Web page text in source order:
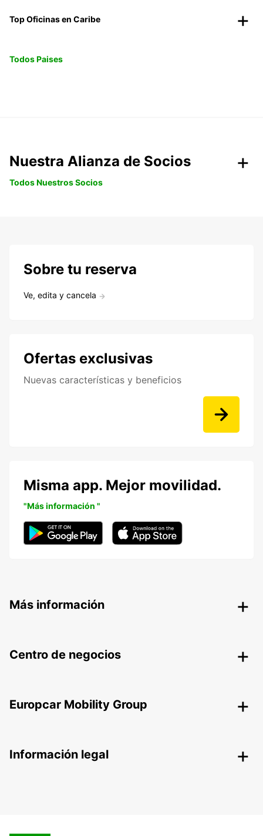
Top Oficinas en Caribe
Todos Paises
Nuestra Alianza de Socios
Todos Nuestros Socios
Sobre tu reserva
Ve, edita y cancela
Ofertas exclusivas
Nuevas características y beneficios
Misma app. Mejor movilidad.
"Más información "
Más información
Centro de negocios
Europcar Mobility Group
Información legal